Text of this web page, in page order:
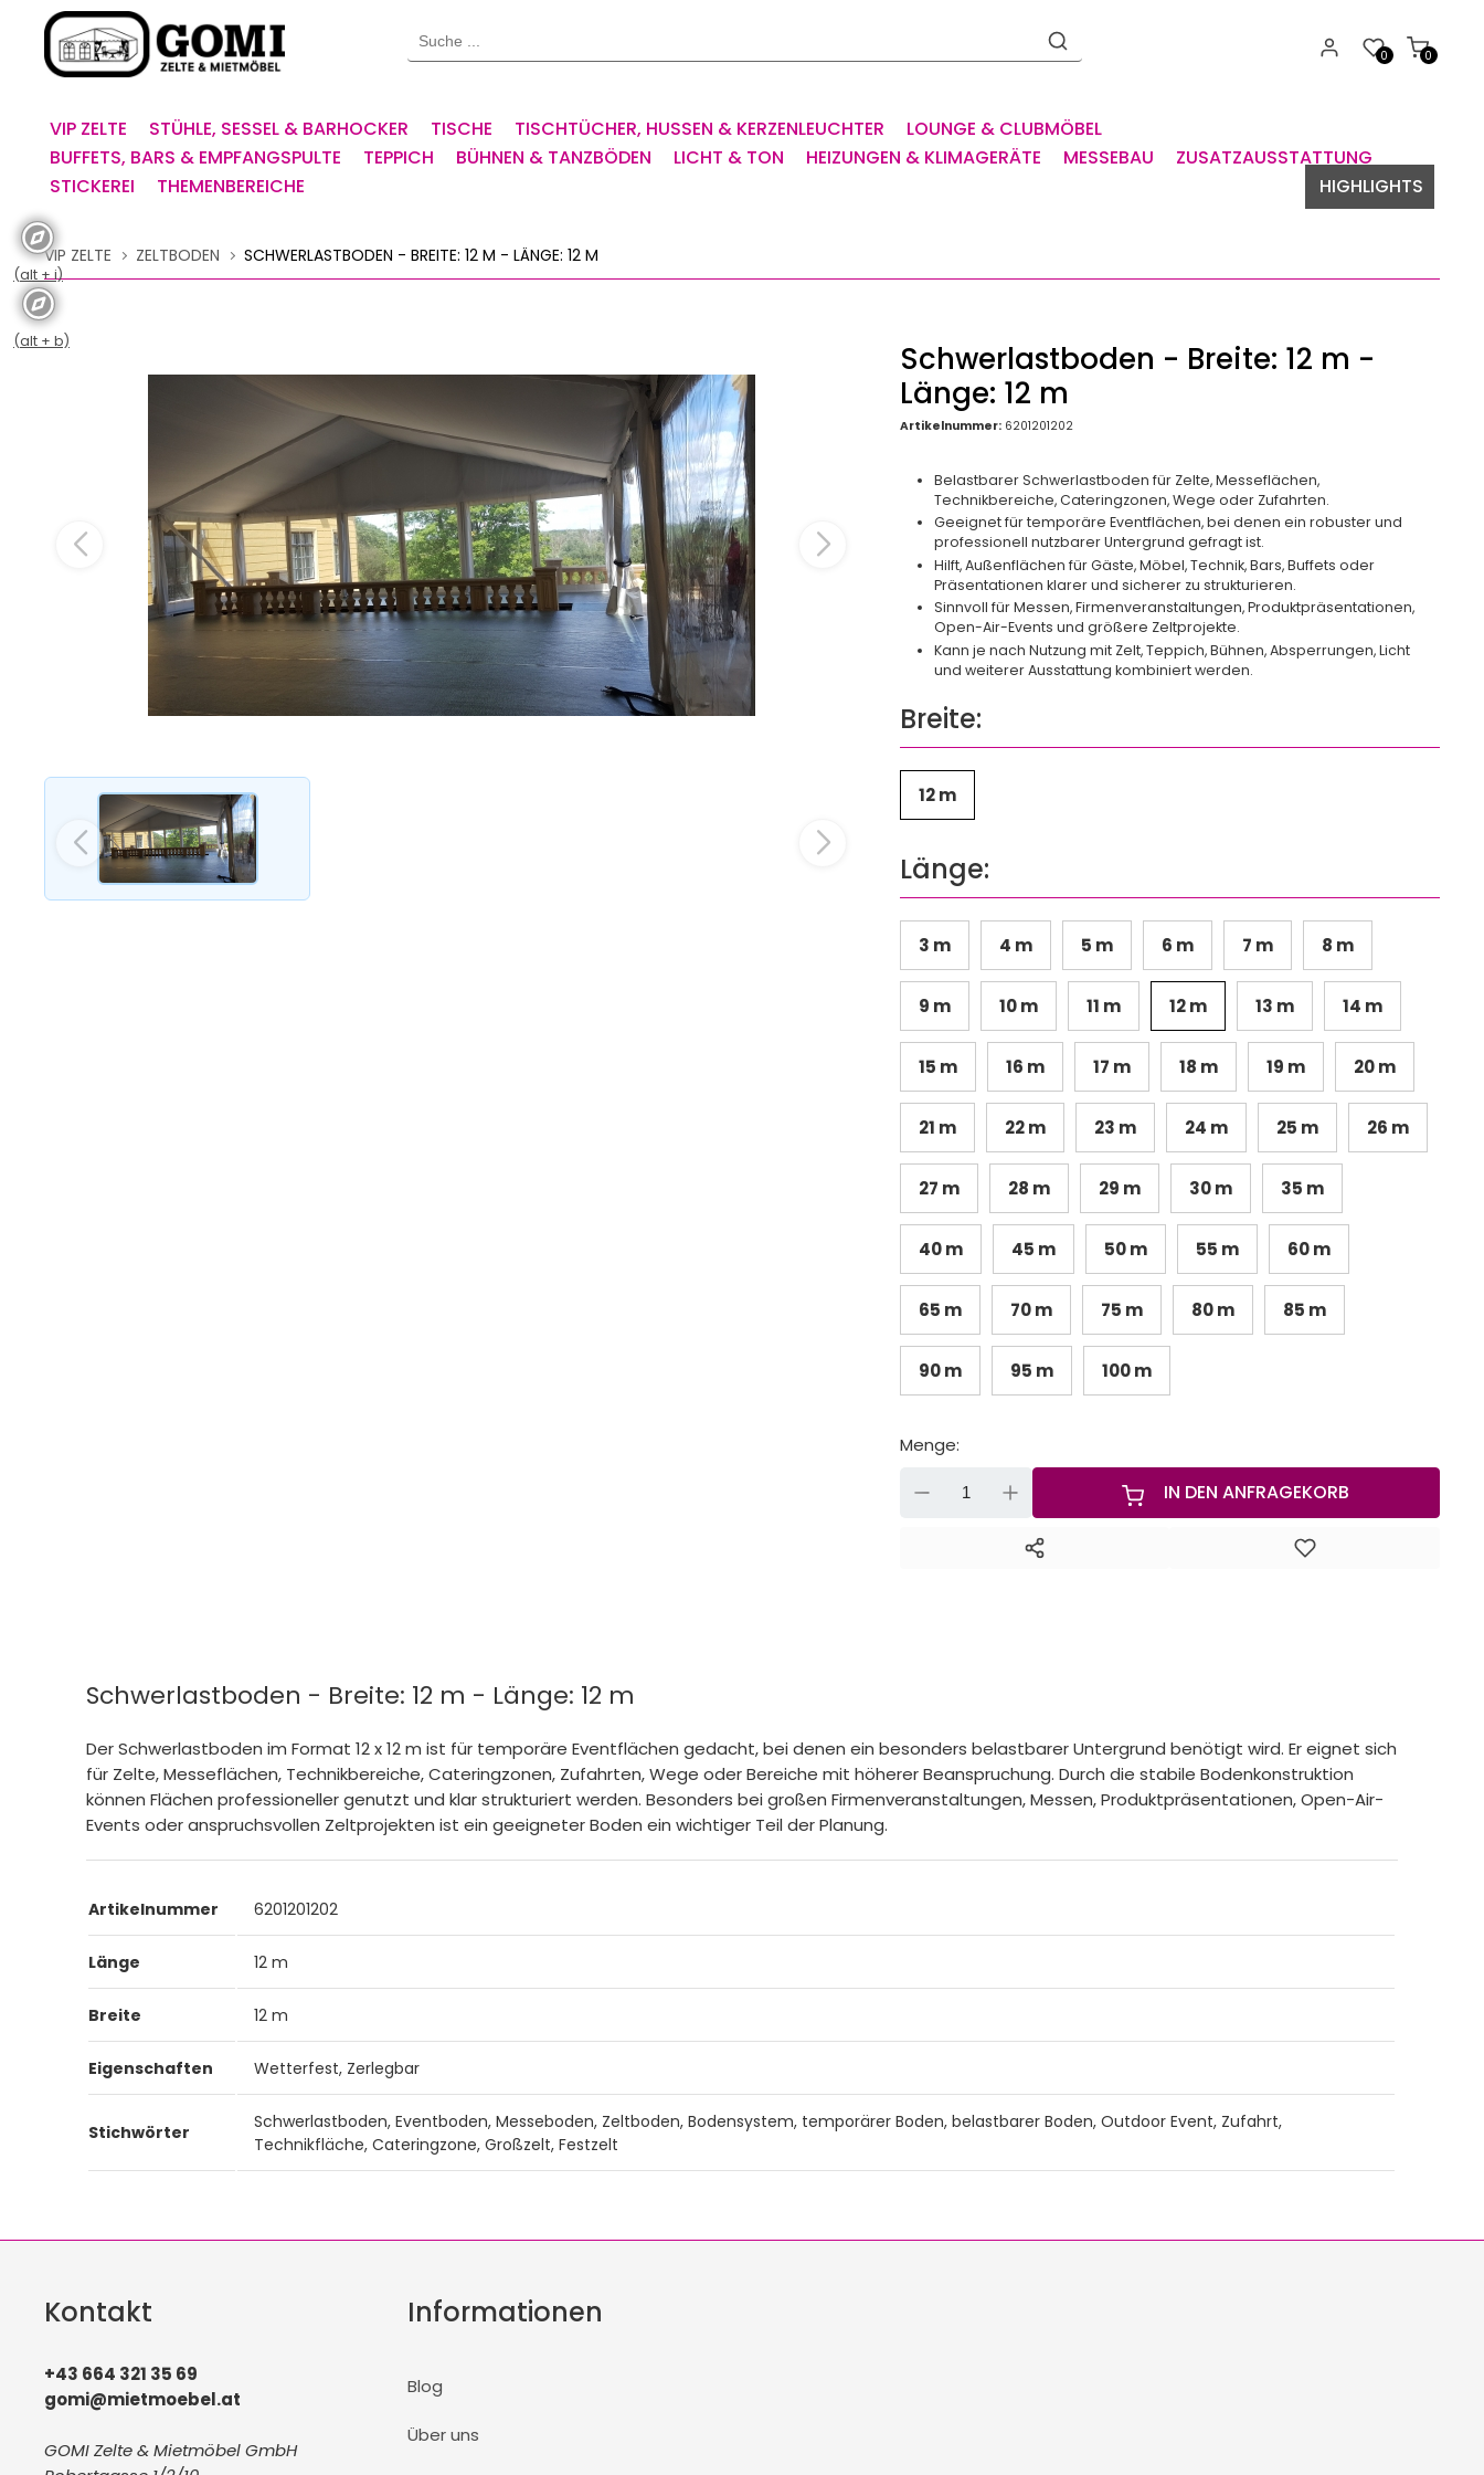
Willkommen.
Verwenden
Barrierefreiheitsmenü
und
ALT
um
Suche
0
0
VIP ZELTE STÜHLE, SESSEL & BARHOCKER TISCHE TISCHTÜCHER, HUSSEN & KERZENLEUCHTER
LOUNGE & CLUBMÖBEL
BUFFETS, BARS & EMPFANGSPULTE
TEPPICH BÜHNEN & TANZBÖDEN LICHT & TON HEIZUNGEN & KLIMAGERÄTE MESSEBAU
ZUSATZAUSSTATTUNG
STICKEREI
THEMENBEREICHE HIGHLIGHTS
VIP ZELTE ZELTBODEN SCHWERLASTBODEN - BREITE: 12 M - LÄNGE: 12 M
Schwerlastboden - Breite: 12 m -
Länge: 12 m
Artikelnummer: 6201201202
Belastbarer Schwerlastboden für Zelte, Messeflächen,
Technikbereiche, Cateringzonen, Wege oder Zufahrten.
Geeignet für temporäre Eventflächen, bei denen ein robuster und
professionell nutzbarer Untergrund gefragt ist.
Hilft, Außenflächen für Gäste, Möbel, Technik, Bars, Buffets oder
Präsentationen klarer und sicherer zu strukturieren.
Sinnvoll für Messen, Firmenveranstaltungen, Produktpräsentationen,
Open-Air-Events und größere Zeltprojekte.
Kann je nach Nutzung mit Zelt, Teppich, Bühnen, Absperrungen, Licht
und weiterer Ausstattung kombiniert werden.
Breite:
12 m
Länge:
3 m 4 m 5 m 6 m 7 m 8 m
9 m 10 m 11 m 12 m 13 m 14 m
15 m 16 m 17 m 18 m 19 m 20 m
21 m 22 m 23 m 24 m 25 m 26 m
27 m 28 m 29 m 30 m 35 m
40 m 45 m 50 m 55 m 60 m
65 m 70 m 75 m 80 m 85 m
90 m 95 m 100 m
Menge:
IN DEN ANFRAGEKORB
Schwerlastboden - Breite: 12 m - Länge: 12 m
Der Schwerlastboden im Format 12 x 12 m ist für temporäre Eventflächen gedacht, bei denen ein besonders belastbarer Untergrund benötigt wird. Er eignet sich
für Zelte, Messeflächen, Technikbereiche, Cateringzonen, Zufahrten, Wege oder Bereiche mit höherer Beanspruchung. Durch die stabile Bodenkonstruktion
können Flächen professioneller genutzt und klar strukturiert werden. Besonders bei großen Firmenveranstaltungen, Messen, Produktpräsentationen, Open-Air-
Events oder anspruchsvollen Zeltprojekten ist ein geeigneter Boden ein wichtiger Teil der Planung.
Artikelnummer 6201201202
Länge 12 m
Breite 12 m
Eigenschaften Wetterfest, Zerlegbar
Stichwörter
Schwerlastboden, Eventboden, Messeboden, Zeltboden, Bodensystem, temporärer Boden, belastbarer Boden, Outdoor Event, Zufahrt,
Technikfläche, Cateringzone, Großzelt, Festzelt
Kontakt
+43 664 321 35 69
gomi@mietmoebel.at
GOMI Zelte & Mietmöbel GmbH
Informationen
Blog
Über uns
(alt + b)
(alt + i)